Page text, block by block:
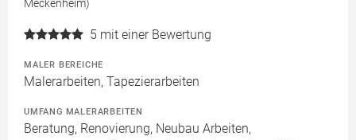
Meckenheim)
5 mit einer Bewertung
MALER BEREICHE
Malerarbeiten, Tapezierarbeiten
UMFANG MALERARBEITEN
Beratung, Renovierung, Neubau Arbeiten,